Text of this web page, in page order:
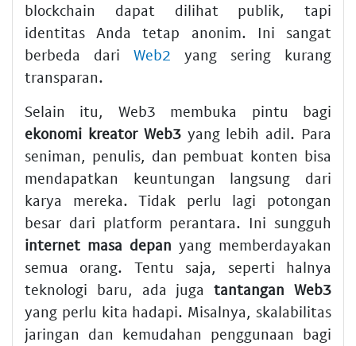
blockchain dapat dilihat publik, tapi
identitas Anda tetap anonim. Ini sangat
berbeda dari Web2 yang sering kurang
transparan.
Selain itu, Web3 membuka pintu bagi
ekonomi kreator Web3yang lebih adil. Para
seniman, penulis, dan pembuat konten bisa
mendapatkan keuntungan langsung dari
karya mereka. Tidak perlu lagi potongan
besar dari platform perantara. Ini sungguh
internet masa depan yang memberdayakan
semua orang. Tentu saja, seperti halnya
teknologi baru, ada jugatantangan Web3
yang perlu kita hadapi. Misalnya, skalabilitas
jaringan dan kemudahan penggunaan bagi